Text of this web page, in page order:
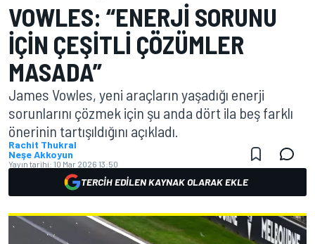
VOWLES: “ENERJI SORUNU
IÇIN ÇEŞITLI ÇÖZÜMLER
MASADA”
James Vowles, yeni araçların yaşadığı enerji
sorunlarını çözmek için şu anda dört ila beş farklı
önerinin tartışıldığını açıkladı.
Rachit Thukral
Neşe Akkoyun
Yayın tarihi: 10 Mar 2026 13:50
TERCIH EDILEN KAYNAK OLARAK EKLE